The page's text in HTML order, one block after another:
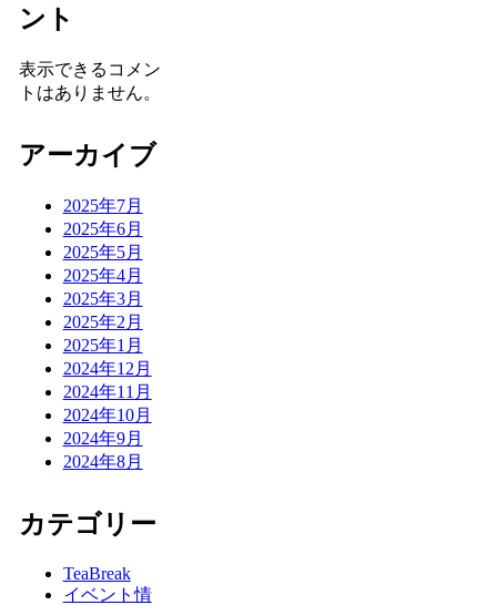
ント
表示できるコメン
トはありません。
アーカイブ
2025年7月
2025年6月
2025年5月
2025年4月
2025年3月
2025年2月
2025年1月
2024年12月
2024年11月
2024年10月
2024年9月
2024年8月
カテゴリー
TeaBreak
イベント情